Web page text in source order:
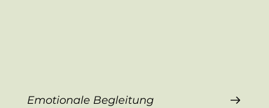
Emotionale Begleitung